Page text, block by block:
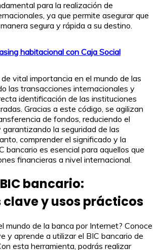
para la realización de
ya que permite asegurar que
segura y rápida a su destino.
habitacional con Caja Social
vital importancia en el mundo de las
las transacciones internacionales y
identificación de las instituciones
Gracias a este código, se agilizan
de fondos, reduciendo el
la seguridad de las
comprender el significado y la
bancario es esencial para aquellos que
financieras a nivel internacional.
bancario:
y usos prácticos
mundo de la banca por Internet? Conoce
y aprende a utilizar el BIC bancario de
esta herramienta, podrás realizar